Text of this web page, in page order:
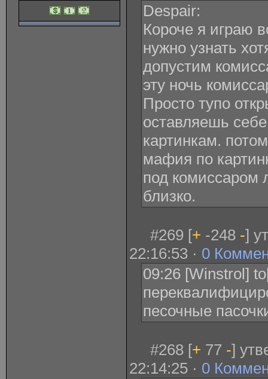
Despair:
Короче я играю
нужно узнать
допустим
эту ночь
Просто тупо
оставляешь
картинкам.
мафия по
под комиссаром
близко.
#269 [+ -248 -]
22:16:53 · 0
09:26 [Winstrol]
песочные
#268 [+ 77 -]
22:14:25 · 0